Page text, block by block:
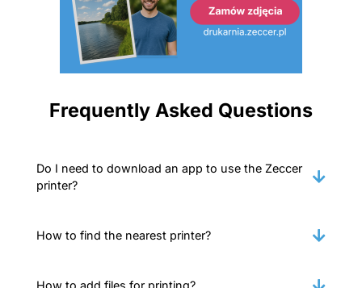
Frequently Asked Questions
Do I need to download an app to use the Zeccer
printer?
How to find the nearest printer?
How to add files for printing?